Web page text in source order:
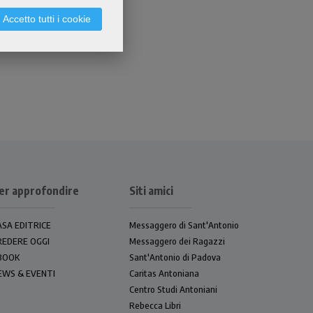
Accetto tutti i cookie
approfondire
EDITRICE
OGGI
& EVENTI
Siti amici
Messaggero di Sant'Antonio
Messaggero dei Ragazzi
Sant'Antonio di Padova
Caritas Antoniana
Centro Studi Antoniani
Rebecca Libri